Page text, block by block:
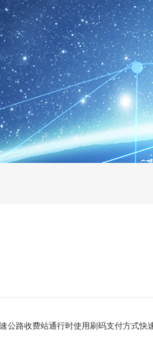
路收费站通行时使用刷码支付方式快速